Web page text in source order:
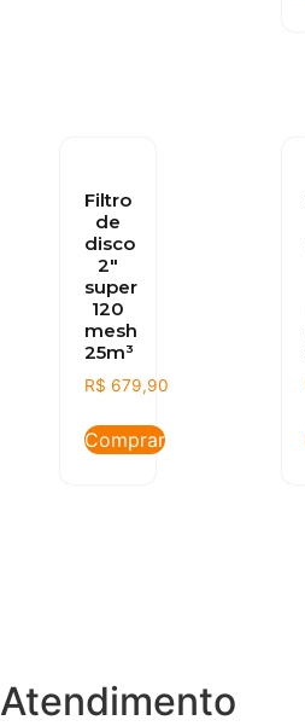
Filtro
de
disco
2″
super
120
mesh
25m³
R$ 679,90
Comprar
Atendimento